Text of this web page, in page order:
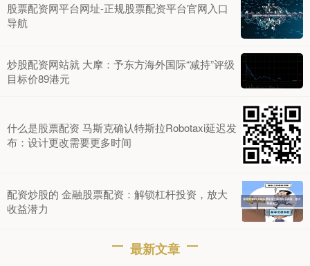
股票配资网平台网址-正规股票配资平台官网入口
导航
炒股配资网站就 大摩：予东方海外国际“减持”评级
目标价89港元
什么是股票配资 马斯克确认特斯拉Robotaxi延迟发
布：设计更改需要更多时间
配资炒股的 金融股票配资：解锁杠杆投资，放大
收益潜力
最新文章